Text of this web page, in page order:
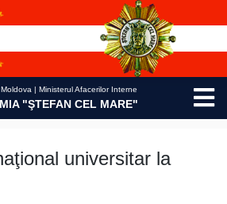
| Ministerul Afacerilor Interne
"ŞTEFAN CEL MARE"
universitar la